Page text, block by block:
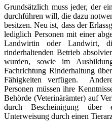
Grundsätzlich muss jeder, der
durchführen will, die dazu
besitzen. Neu ist, dass der
lediglich Personen mit einer
Landwirtin oder Landwirt,
rinderhaltenden Betrieb
wurden, sowie im
Fachrichtung Rinderhaltung
Fähigkeiten verfügen.
Personen müssen ihre
Behörde (Veterinärämter) auf
durch Bescheinigung über
Unterweisung durch einen